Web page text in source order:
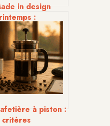
in design
:
tendances, idées
et sélections à ne
pas manquer
à piston :